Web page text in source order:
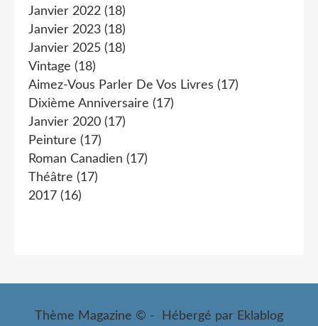
Janvier 2022 (18)
Janvier 2023 (18)
Janvier 2025 (18)
Vintage (18)
Aimez-Vous Parler De Vos Livres (17)
Dixième Anniversaire (17)
Janvier 2020 (17)
Peinture (17)
Roman Canadien (17)
Théâtre (17)
2017 (16)
Thème Magazine © - Hébergé par Eklablog